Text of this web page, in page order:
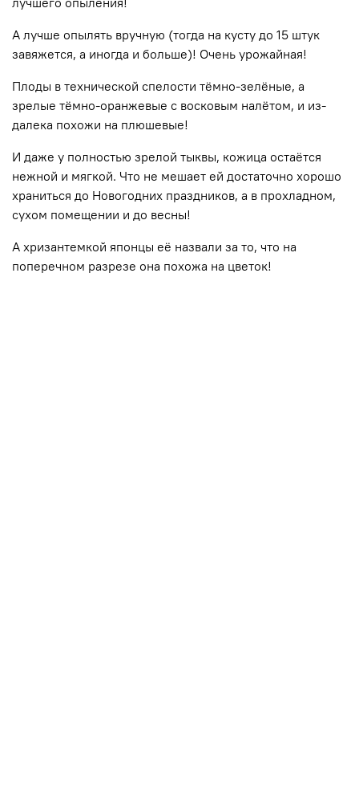
А лучше опылять вручную (тогда на кусту до 15 штук
завяжется, а иногда и больше)! Очень урожайная!
Плоды в технической спелости тёмно-зелёные, а
зрелые тёмно-оранжевые с восковым налётом, и из-
далека похожи на плюшевые!
И даже у полностью зрелой тыквы, кожица остаётся
нежной и мягкой. Что не мешает ей достаточно хорошо
храниться до Новогодних праздников, а в прохладном,
сухом помещении и до весны!
А хризантемкой японцы её назвали за то, что на
поперечном разрезе она похожа на цветок!